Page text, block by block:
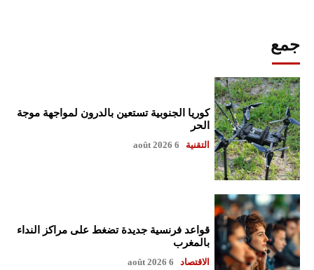
جمع
كوريا الجنوبية تستعين بالدرون لمواجهة موجة
الحر
التقنية 6 août 2026
قواعد فرنسية جديدة تضغط على مراكز النداء
بالمغرب
الاقتصاد 6 août 2026